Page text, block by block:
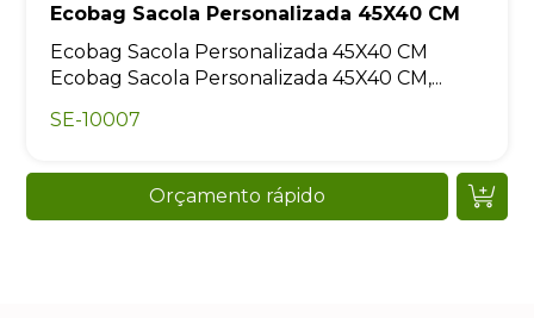
Ecobag Sacola Personalizada 45X40 CM
Ecobag Sacola Personalizada 45X40 CM
Ecobag Sacola Personalizada 45X40 CM,...
SE-10007
Orçamento rápido